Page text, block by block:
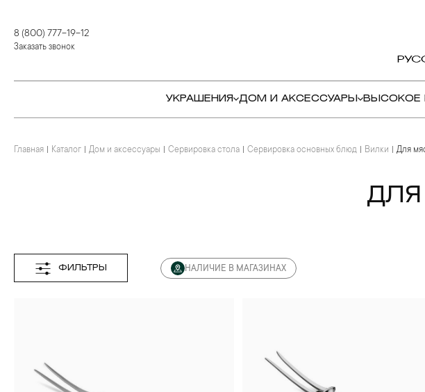
8 (800) 777-19-12
Заказать звонок
УКРАШЕНИЯ
КОЛЬЦА
КОЛЬЕ
МУЖЧИНАМ
ДОМ И АКСЕССУАРЫ
СТОЛОВЫЕ ПРИБОРЫ
БАР
ХРУСТАЛЬ И ФАРФОР
ВЫСОКОЕ
КОЛЬЦА
БРОШИ
Главная Каталог Дом и аксессуары Сервировка стола Сервировка основных блюд Вилки Для
ФИЛЬТРЫ НАЛИЧИЕ В МАГАЗИНАХ